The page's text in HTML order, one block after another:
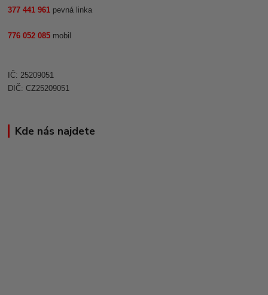
377 441 961 pevná linka
776 052 085 mobil
IČ: 25209051
DIČ: CZ25209051
Kde nás najdete